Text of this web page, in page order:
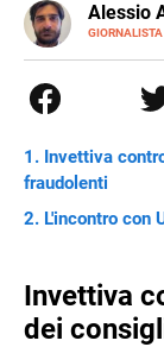
Alessio
GIORNALISTA
mia vita.
Mi
solito non
Invettiva
fraudolenti
L'incontro con
Invettiva
dei